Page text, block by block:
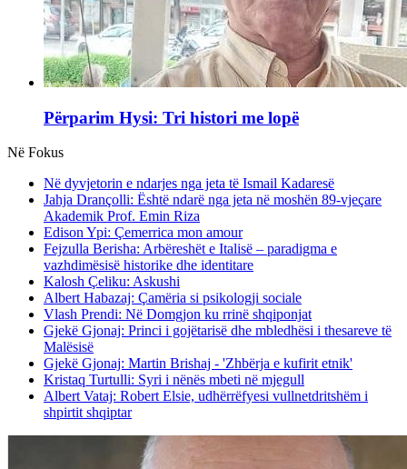
Përparim Hysi: Tri histori me lopë
Në Fokus
Në dyvjetorin e ndarjes nga jeta të Ismail Kadaresë
Jahja Drançolli: Është ndarë nga jeta në moshën 89-vjeçare
Akademik Prof. Emin Riza
Edison Ypi: Çemerrica mon amour
Fejzulla Berisha: Arbëreshët e Italisë – paradigma e
vazhdimësisë historike dhe identitare
Kalosh Çeliku: Askushi
Albert Habazaj: Çamëria si psikologji sociale
Vlash Prendi: Në Domgjon ku rrinë shqiponjat
Gjekë Gjonaj: Princi i gojëtarisë dhe mbledhësi i thesareve të
Malësisë
Gjekë Gjonaj: Martin Brishaj - 'Zhbërja e kufirit etnik'
Kristaq Turtulli: Syri i nënës mbeti në mjegull
Albert Vataj: Robert Elsie, udhërrëfyesi vullnetdritshëm i
shpirtit shqiptar